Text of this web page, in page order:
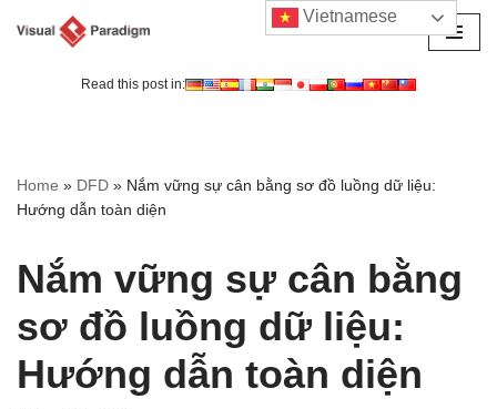
Read this post in:
Home » DFD » Nắm vững sự cân bằng sơ đồ luồng dữ liệu:
Hướng dẫn toàn diện
Nắm vững sự cân bằng
sơ đồ luồng dữ liệu:
Hướng dẫn toàn diện
Vietnamese